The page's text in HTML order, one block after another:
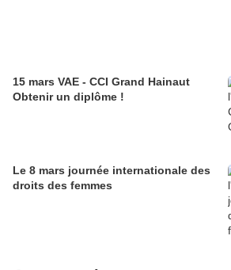
15 mars VAE - CCI Grand Hainaut
Obtenir un diplôme !
Le 8 mars journée internationale des
droits des femmes